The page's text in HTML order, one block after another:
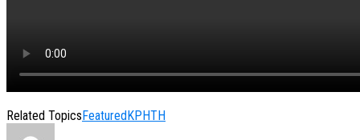
Related Topics Featured ΚΡΗΤΗ